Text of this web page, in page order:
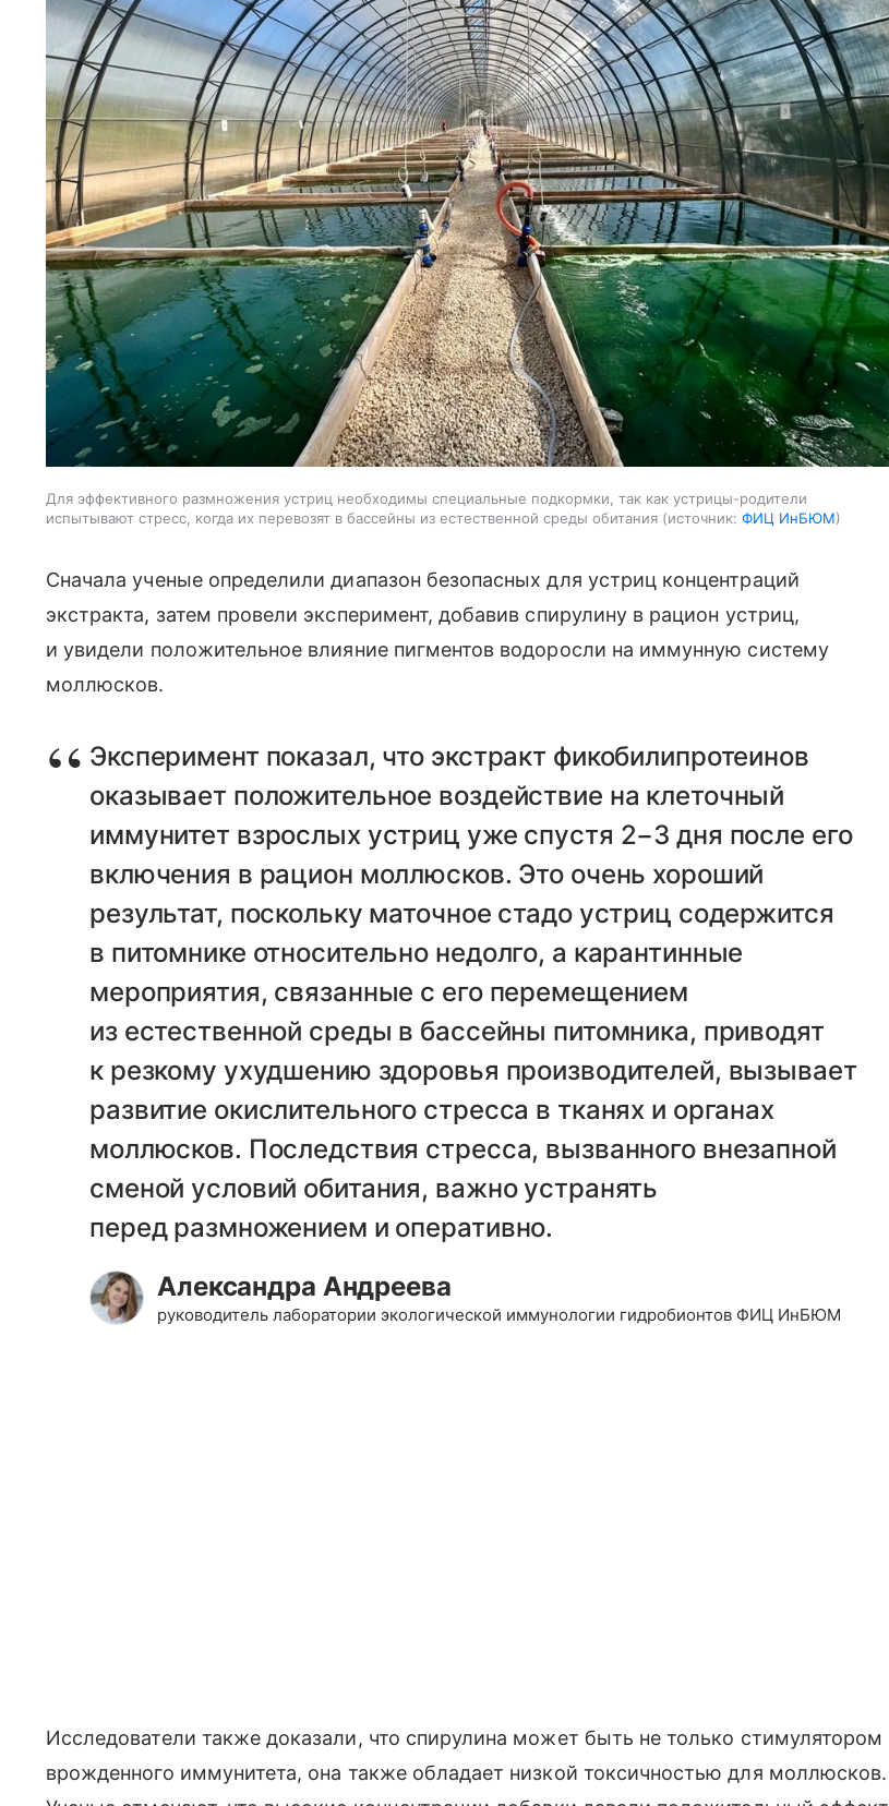
Для эффективного размножения устриц необходимы специальные подкормки, так как устрицы-родители
испытывают стресс, когда их перевозят в бассейны из естественной среды обитания
источник: ФИЦ ИнБЮМ
Сначала ученые определили диапазон безопасных для устриц концентраций
экстракта, затем провели эксперимент, добавив спирулину в рацион устриц,
и увидели положительное влияние пигментов водоросли на иммунную систему
моллюсков.
Эксперимент показал, что экстракт фикобилипротеинов
оказывает положительное воздействие на клеточный
иммунитет взрослых устриц уже спустя 2−3 дня после его
включения в рацион моллюсков. Это очень хороший
результат, поскольку маточное стадо устриц содержится
в питомнике относительно недолго, а карантинные
мероприятия, связанные с его перемещением
из естественной среды в бассейны питомника, приводят
к резкому ухудшению здоровья производителей, вызывает
развитие окислительного стресса в тканях и органах
моллюсков. Последствия стресса, вызванного внезапной
сменой условий обитания, важно устранять
перед размножением и оперативно.
Александра Андреева
руководитель лаборатории экологической иммунологии гидробионтов ФИЦ ИнБЮМ
Исследователи также доказали, что спирулина может быть не только стимулятором
врожденного иммунитета, она также обладает низкой токсичностью для моллюсков.